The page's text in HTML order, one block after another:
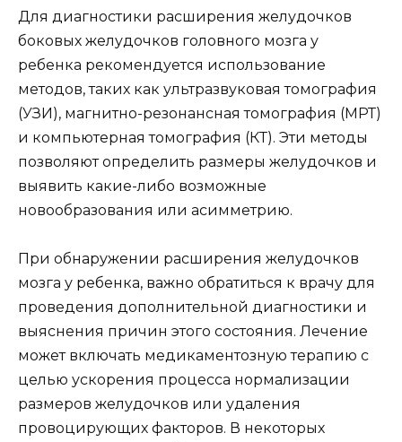
Для диагностики расширения желудочков
боковых желудочков головного мозга у
ребенка рекомендуется использование
методов, таких как ультразвуковая томография
(УЗИ), магнитно-резонансная томография (МРТ)
и компьютерная томография (КТ). Эти методы
позволяют определить размеры желудочков и
выявить какие-либо возможные
новообразования или асимметрию.
При обнаружении расширения желудочков
мозга у ребенка, важно обратиться к врачу для
проведения дополнительной диагностики и
выяснения причин этого состояния. Лечение
может включать медикаментозную терапию с
целью ускорения процесса нормализации
размеров желудочков или удаления
провоцирующих факторов. В некоторых